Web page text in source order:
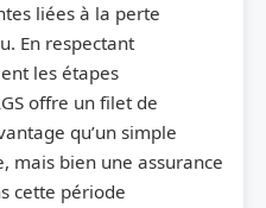
liées à la perte
En respectant
les étapes
offre un filet de
qu’un simple
mais bien une assurance
cette période